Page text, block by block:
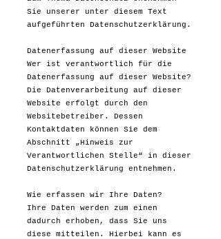
Sie unserer unter diesem Text
aufgeführten Datenschutzerklärung.
Datenerfassung auf dieser Website
Wer ist verantwortlich für die
Datenerfassung auf dieser Website?
Die Datenverarbeitung auf dieser
Website erfolgt durch den
Websitebetreiber. Dessen
Kontaktdaten können Sie dem
Abschnitt „Hinweis zur
Verantwortlichen Stelle“ in dieser
Datenschutzerklärung entnehmen.
Wie erfassen wir Ihre Daten?
Ihre Daten werden zum einen
dadurch erhoben, dass Sie uns
diese mitteilen. Hierbei kann es